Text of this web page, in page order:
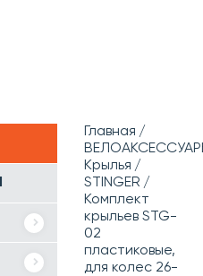
Главная
Крылья
STINGER
Комплект
крыльев STG-
02
пластиковые,
для колес 26-